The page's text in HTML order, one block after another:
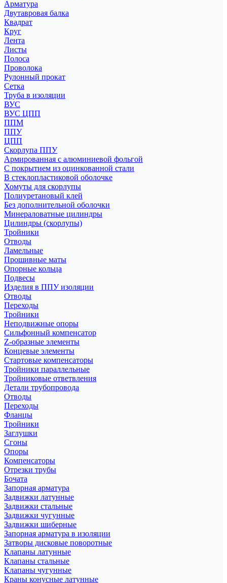
Арматура
Двутавровая балка
Квадрат
Круг
Лента
Листы
Полоса
Проволока
Рулонный прокат
Сетка
Труба в изоляции
ВУС
ВУС ЦПП
ППМ
ППУ
ЦПП
Скорлупа ППУ
Армированная с алюминиевой фольгой
С покрытием из оцинкованной стали
В стеклопластиковой оболочке
Хомуты для скорлупы
Полиуретановый клей
Без дополнительной оболочки
Минераловатные цилиндры
Цилиндры (скорлупы)
Тройники
Отводы
Ламельные
Прошивные маты
Опорные кольца
Подвесы
Изделия в ППУ изоляции
Отводы
Переходы
Тройники
Неподвижные опоры
Cильфонный компенсатор
Z-образные элементы
Концевые элементы
Стартовые компенсаторы
Тройники параллельные
Тройниковые ответвления
Детали трубопровода
Отводы
Переходы
Фланцы
Тройники
Заглушки
Сгоны
Опоры
Компенсаторы
Отрезки трубы
Бочата
Запорная арматура
Задвижки латунные
Задвижки стальные
Задвижки чугунные
Задвижки шиберные
Запорная арматура в изоляции
Затворы дисковые поворотные
Клапаны латунные
Клапаны стальные
Клапаны чугунные
Краны конусные латунные